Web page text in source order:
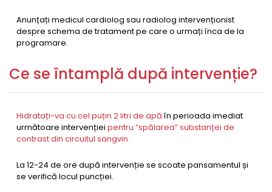
Anunțați medicul cardiolog sau radiolog intervenționist
despre schema de tratament pe care o urmați înca de la
programare.
Ce se întamplă după intervenție?
Hidratați-va cu cel puțin 2 litri de apă în perioada imediat
următoare intervenției pentru “spălarea” substanței de
contrast din circuitul sangvin.
La 12-24 de ore după intervenție se scoate pansamentul și
se verifică locul puncției.